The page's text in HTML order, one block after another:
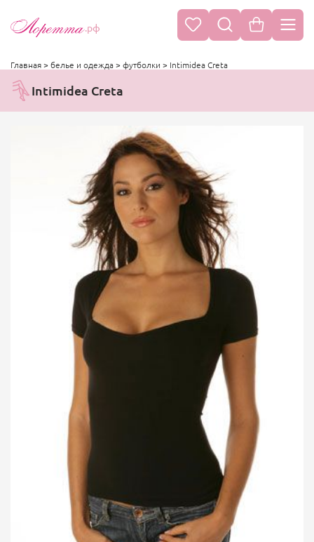
.рф
Главная> белье и одежда> футболки > Intimidea Creta
Intimidea Creta